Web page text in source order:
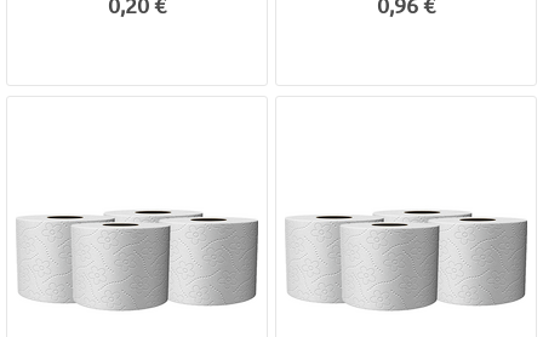
spracovaná.
Ktorou z nich by ste chceli pokračovať?